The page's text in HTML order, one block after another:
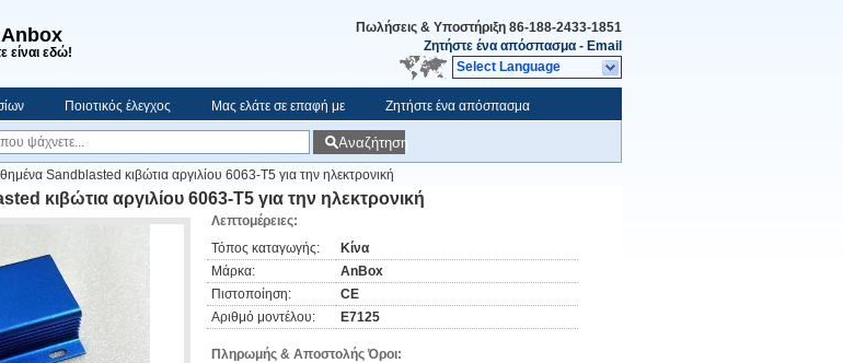
είναι εδώ!
Πωλήσεις & Υποστήριξη 86-188-2433-1851
Ζητήστε ένα απόσπασμα - Email
Select Language
Ποιοτικός έλεγχος Μας ελάτε σε επαφή με Ζητήστε ένα απόσπασμα
Αναζήτηση
Sandblasted κιβώτια αργιλίου 6063-T5 για την ηλεκτρονική
κιβώτια αργιλίου 6063-T5 για την ηλεκτρονική
Λεπτομέρειες:
Τόπος καταγωγής:
Κίνα
Μάρκα:
AnBox
Πιστοποίηση:
CE
Αριθμό μοντέλου:
Ε7125
Πληρωμής & Αποστολής Όροι: